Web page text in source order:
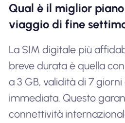
Qual è il miglior
viaggio di fine
La SIM digitale più
breve durata è quella
a 3 GB, validità di 7
immediata. Questo
connettività